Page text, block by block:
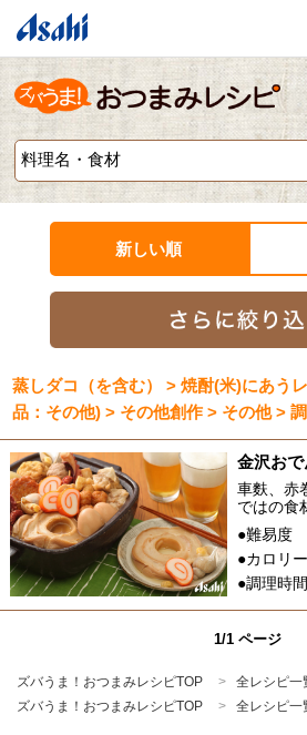
新しい順
蒸しダコ（を含む） > 焼酎(米)にあう
品：その他) > その他創作 > その他 >
金沢おで
車麩、赤
ではの食
●難易度
●カロリー
●調理時間
1/1 ページ
ズバうま！おつまみレシピTOP 全レシピ一
ズバうま！おつまみレシピTOP
全レシピ一